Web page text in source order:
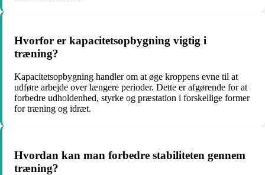
Hvorfor er kapacitetsopbygning vigtig i
træning?
Kapacitetsopbygning handler om at øge kroppens evne til at
udføre arbejde over længere perioder. Dette er afgørende for at
forbedre udholdenhed, styrke og præstation i forskellige former
for træning og idræt.
Hvordan kan man forbedre stabiliteten gennem
træning?